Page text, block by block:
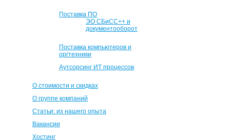
Поставка ПО
ЭО СБиСС++ и
документооборот
Поставка компьютеров и
оргтехники
Аутсорсинг ИТ процессов
О стоимости и скидках
О группе компаний
Статьи: из нашего опыта
Вакансии
Хостинг